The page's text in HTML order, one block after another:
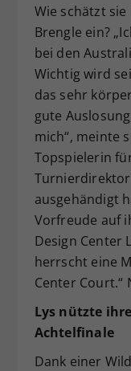
Wie schätzt
Brengle ein?
bei den
Wichtig wird
das sehr
gute
mich“, meinte
Topspielerin
ausgehändigt
Vorfreude auf
Design Center
herrscht eine
Center Court.“
Lys nützte
Achtelfinale
Dank einer